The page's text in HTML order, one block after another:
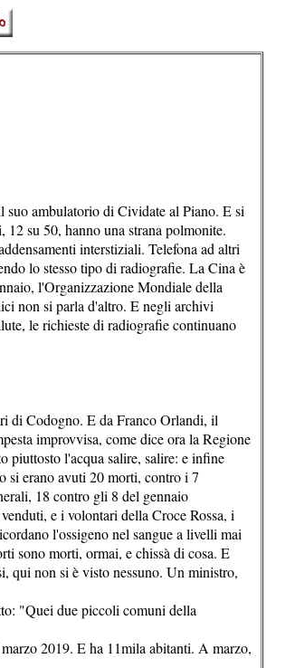
ambulatorio di Cividate al Piano. E si
su 50, hanno una strana polmonite.
interstiziali. Telefona ad altri
lo stesso tipo di radiografie. La Cina è
l'Organizzazione Mondiale della
non si parla d'altro. E negli archivi
le richieste di radiografie continuano
di Codogno. E da Franco Orlandi, il
improvvisa, come dice ora la Regione
piuttosto l'acqua salire, salire: e infine
si erano avuti 20 morti, contro i 7
18 contro gli 8 del gennaio
e i volontari della Croce Rossa, i
l'ossigeno nel sangue a livelli mai
sono morti, ormai, e chissà di cosa. E
qui non si è visto nessuno. Un ministro,
"Quei due piccoli comuni della
2019. E ha 11mila abitanti. A marzo,